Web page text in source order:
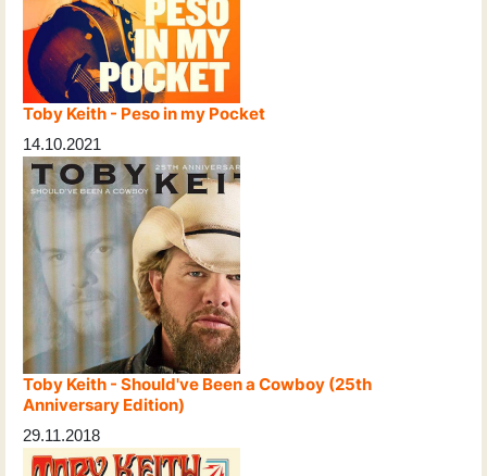
Toby Keith - Peso in my Pocket
14.10.2021
Toby Keith - Should've Been a Cowboy (25th
Anniversary Edition)
29.11.2018